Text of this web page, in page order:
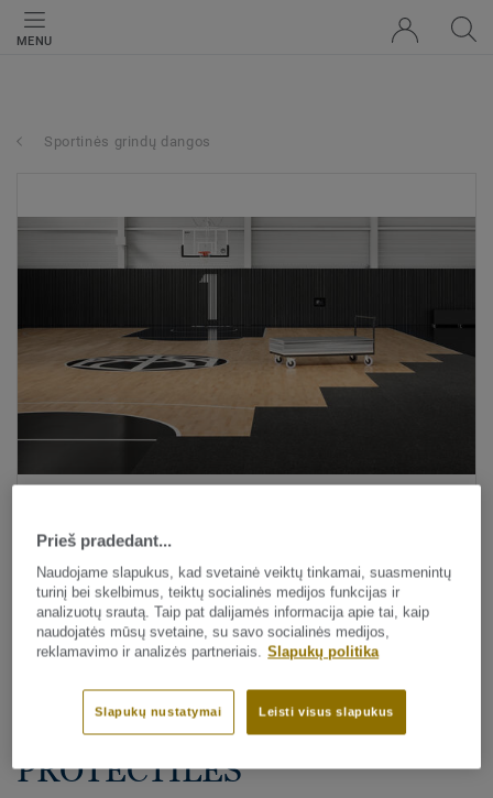
MENU
Sportinės grindų dangos
Sportinės grindų dangos
PROTECTILES
Prieš pradedant...
Naudojame slapukus, kad svetainė veiktų tinkamai, suasmenintų
turinį bei skelbimus, teiktų socialinės medijos funkcijas ir
analizuotų srautą. Taip pat dalijamės informacija apie tai, kaip
naudojatės mūsų svetaine, su savo socialinės medijos,
reklamavimo ir analizės partneriais. Slapukų politika
Leisti visus slapukus
Slapukų nustatymai